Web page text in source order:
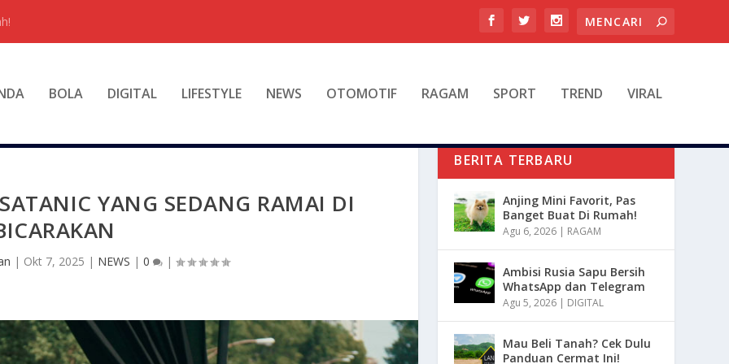
BOLA DIGITAL LIFESTYLE NEWS OTOMOTIF RAGAM SPORT TREND VIRAL
YANG SEDANG RAMAI DI
| Okt 7, 2025 | NEWS |0 |
BERITA TERBARU
Anjing Mini Favorit, Pas
Banget Buat Di Rumah!
Agu 6, 2026 | RAGAM
Ambisi Rusia Sapu Bersih
WhatsApp dan Telegram
Agu 5, 2026 | DIGITAL
Mau Beli Tanah? Cek Dulu
Panduan Cermat Ini!